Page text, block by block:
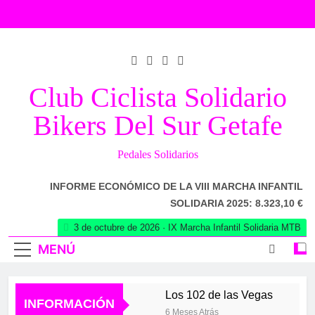
Club Ciclista Solidario
Bikers Del Sur Getafe
Pedales Solidarios
INFORME ECONÓMICO DE LA VIII MARCHA INFANTIL
SOLIDARIA 2025: 8.323,10 €
MENÚ
3 de octubre de 2026 · IX Marcha Infantil Solidaria MTB
INFORMACIÓN
Los 102 de las Vegas
6 Meses Atrás